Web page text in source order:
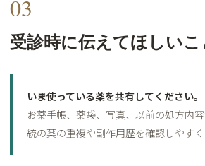
03
受診時に伝えてほしいこ
いま使っている薬を共有してください。
お薬手帳、薬袋、写真、以前の処方内
統の薬の重複や副作用歴を確認しやすく